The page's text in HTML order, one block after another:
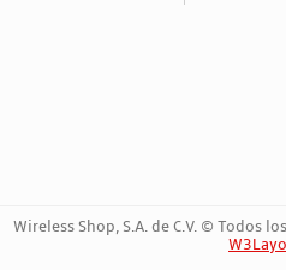
Wireless Shop, S.A. de C.V. © Todos